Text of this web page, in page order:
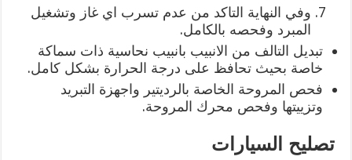
وفي النهاية التاكد من عدم تسرب اي غاز وتشغيل
المبرد وفحصه بالكامل.
تبديل التالف من الانبيب بانبيب نحاسية ذات سماكة
خاصة بحيث تحافظ على درجة الحرارة بشكل كامل.
فحص المروحة الخاصة بالرديتير واجهزة التبريد
وتزييتها وفحص محرك المروحة.
تصليح السيارات